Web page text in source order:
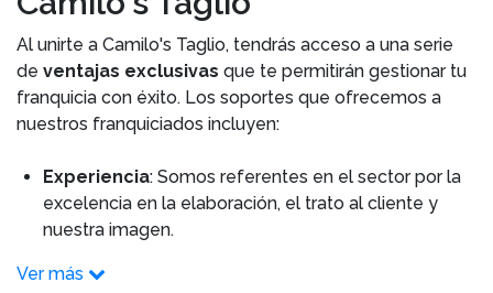
Al unirte a Camilo's Taglio, tendrás acceso a una serie
de ventajas exclusivas que te permitirán gestionar tu
franquicia con éxito. Los soportes que ofrecemos a
nuestros franquiciados incluyen:
Experiencia: Somos referentes en el sector por la
excelencia en la elaboración, el trato al cliente y
nuestra imagen.
Ver más